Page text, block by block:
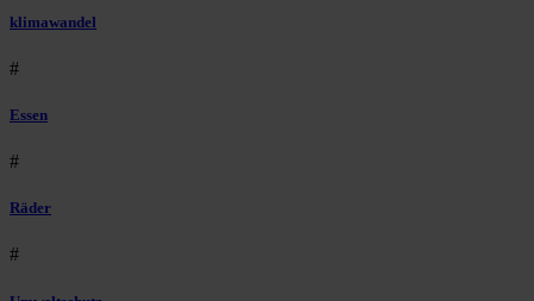
klimawandel
#
Essen
#
Räder
#